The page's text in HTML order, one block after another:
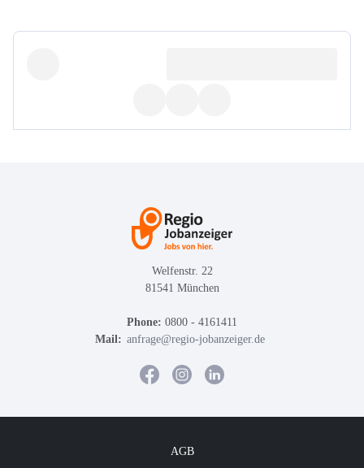
Welfenstr. 22
81541 München
Phone: 0800 - 4161411
Mail: anfrage@regio-jobanzeiger.de
AGB